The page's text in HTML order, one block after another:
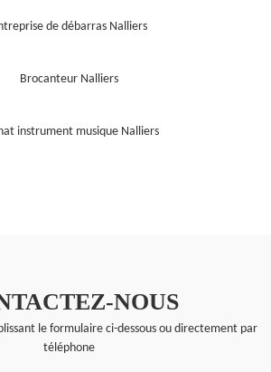
de débarras Nalliers
Brocanteur Nalliers
instrument musique Nalliers
NOUS
le formulaire ci-dessous ou directement par
téléphone